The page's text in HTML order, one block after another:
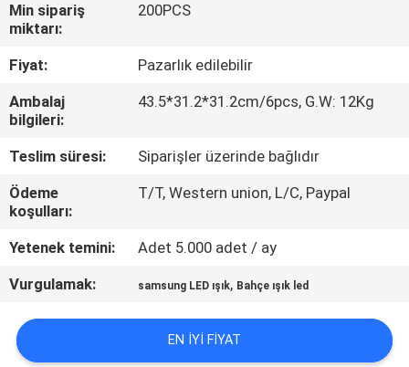
KALITE
KONTROL
ULAŞIN
BIR
TEKLIF
ISTEĞI
SITE
Min sipariş
miktarı:
200PCS
Fiyat:
Pazarlık edilebilir
Ambalaj
bilgileri:
43.5*31.2*31.2cm/6pcs, G.W: 12Kg
Teslim süresi:
Siparişler üzerinde bağlıdır
Ödeme
koşulları:
T/T, Western union, L/C, Paypal
Yetenek temini:
Adet 5.000 adet / ay
Vurgulamak:
samsung LED ışık, Bahçe ışık led
EN IYI FIYAT